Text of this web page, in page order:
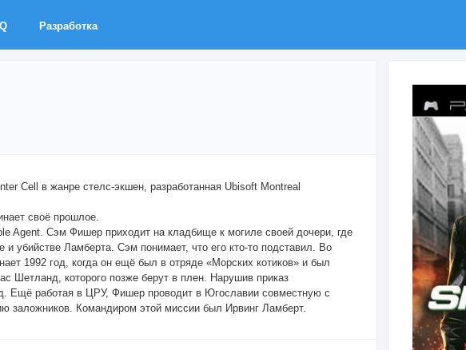
Разработка
Cell в жанре стелс-экшен, разработанная Ubisoft Montreal
своё прошлое.
Agent. Сэм Фишер приходит на кладбище к могиле своей дочери, где
убийстве Ламберта. Сэм понимает, что его кто-то подставил. Во
1992 год, когда он ещё был в отряде «Морских котиков» и был
Шетланд, которого позже берут в плен. Нарушив приказ
Ещё работая в ЦРУ, Фишер проводит в Югославии совместную с
заложников. Командиром этой миссии был Ирвинг Ламберт.